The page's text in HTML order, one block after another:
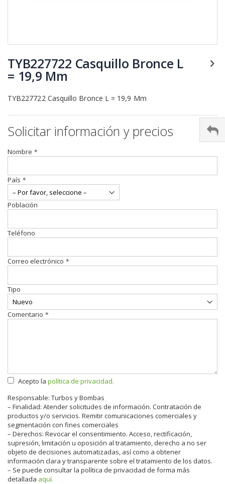
TYB227722 Casquillo Bronce L
= 19,9 Mm
TYB227722 Casquillo Bronce L = 19,9 Mm
Solicitar información y precios
Nombre *
País *
Población
Teléfono
Correo electrónico *
Tipo
Comentario *
Acepto la política de privacidad.
Responsable: Turbos y Bombas
– Finalidad: Atender solicitudes de información. Contratación de
productos y/o servicios. Remitir comunicaciones comerciales y
segmentación con fines comerciales
– Derechos: Revocar el consentimiento. Acceso, rectificación,
supresión, limitación u oposición al tratamiento, derecho a no ser
objeto de decisiones automatizadas, así como a obtener
información clara y transparente sobre el tratamiento de los datos.
– Se puede consultar la política de privacidad de forma más
detallada aquí.
al
comienzo
de
galería
de